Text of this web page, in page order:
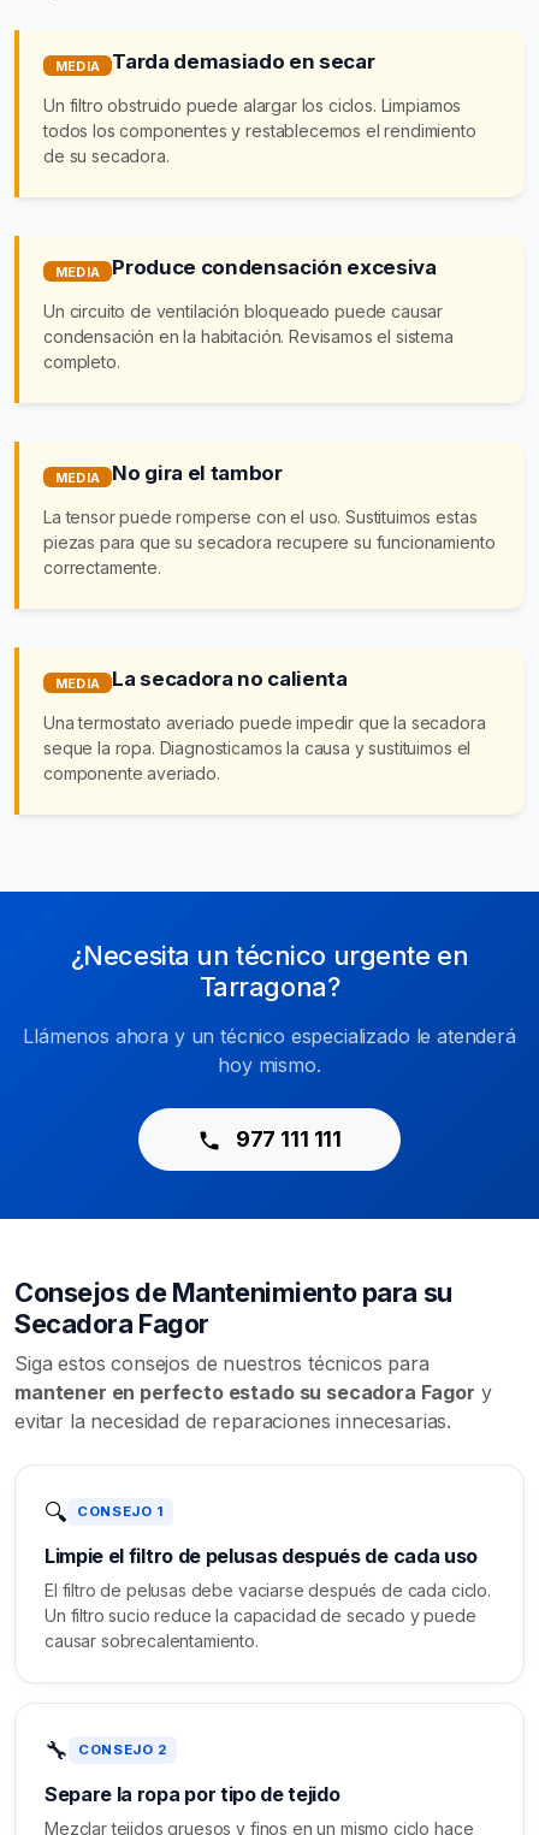
MEDIA Tarda demasiado en secar
Un filtro obstruido puede alargar los ciclos. Limpiamos
todos los componentes y restablecemos el rendimiento
de su secadora.
MEDIA Produce condensación excesiva
Un circuito de ventilación bloqueado puede causar
condensación en la habitación. Revisamos el sistema
completo.
MEDIA No gira el tambor
La tensor puede romperse con el uso. Sustituimos estas
piezas para que su secadora recupere su funcionamiento
correctamente.
MEDIA La secadora no calienta
Una termostato averiado puede impedir que la secadora
seque la ropa. Diagnosticamos la causa y sustituimos el
componente averiado.
¿Necesita un técnico urgente en
Tarragona?
Llámenos ahora y un técnico especializado le atenderá
hoy mismo.
977 111 111
Consejos de Mantenimiento para su
Secadora Fagor
Siga estos consejos de nuestros técnicos para
mantener en perfecto estado su secadora Fagor y
evitar la necesidad de reparaciones innecesarias.
🔍 CONSEJO 1
Limpie el filtro de pelusas después de cada uso
El filtro de pelusas debe vaciarse después de cada ciclo.
Un filtro sucio reduce la capacidad de secado y puede
causar sobrecalentamiento.
🔧 CONSEJO 2
Separe la ropa por tipo de tejido
Mezclar tejidos gruesos y finos en un mismo ciclo hace